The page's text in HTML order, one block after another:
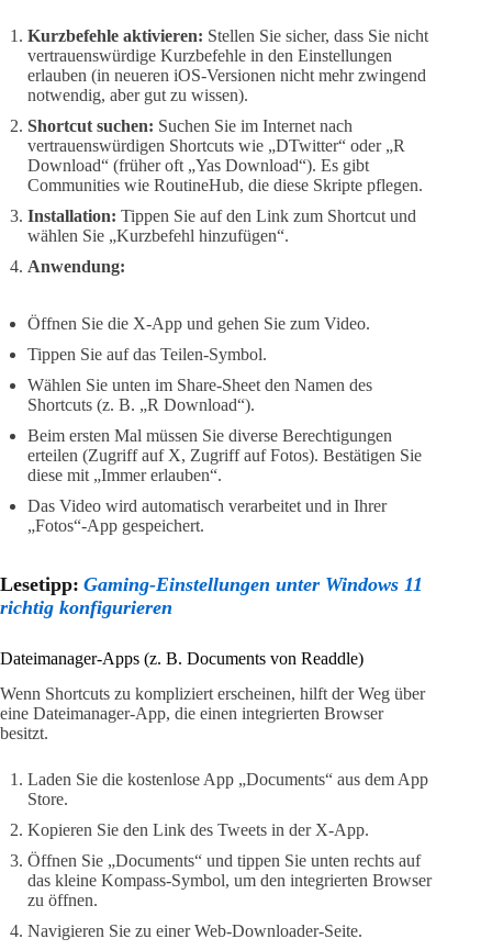
Kurzbefehle aktivieren: Stellen Sie sicher, dass Sie nicht
vertrauenswürdige Kurzbefehle in den Einstellungen
erlauben (in neueren iOS-Versionen nicht mehr zwingend
notwendig, aber gut zu wissen).
Shortcut suchen: Suchen Sie im Internet nach
vertrauenswürdigen Shortcuts wie „DTwitter“ oder „R
Download“ (früher oft „Yas Download“). Es gibt
Communities wie RoutineHub, die diese Skripte pflegen.
Installation: Tippen Sie auf den Link zum Shortcut und
wählen Sie „Kurzbefehl hinzufügen“.
Anwendung:
Öffnen Sie die X-App und gehen Sie zum Video.
Tippen Sie auf das Teilen-Symbol.
Wählen Sie unten im Share-Sheet den Namen des
Shortcuts (z. B. „R Download“).
Beim ersten Mal müssen Sie diverse Berechtigungen
erteilen (Zugriff auf X, Zugriff auf Fotos). Bestätigen Sie
diese mit „Immer erlauben“.
Das Video wird automatisch verarbeitet und in Ihrer
„Fotos“-App gespeichert.
Lesetipp: Gaming-Einstellungen unter Windows 11
richtig konfigurieren
Dateimanager-Apps (z. B. Documents von Readdle)
Wenn Shortcuts zu kompliziert erscheinen, hilft der Weg über
eine Dateimanager-App, die einen integrierten Browser
besitzt.
Laden Sie die kostenlose App „Documents“ aus dem App
Store.
Kopieren Sie den Link des Tweets in der X-App.
Öffnen Sie „Documents“ und tippen Sie unten rechts auf
das kleine Kompass-Symbol, um den integrierten Browser
zu öffnen.
Navigieren Sie zu einer Web-Downloader-Seite.